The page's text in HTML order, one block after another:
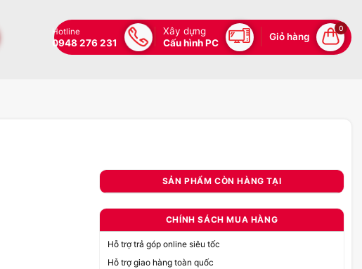
Hotline
0948 276 231
Xây dựng
Cấu hình PC
Giỏ hàng
0
SẢN PHẨM CÒN HÀNG TẠI
CHÍNH SÁCH MUA HÀNG
Hỗ trợ trả góp online siêu tốc
Hỗ trợ giao hàng toàn quốc